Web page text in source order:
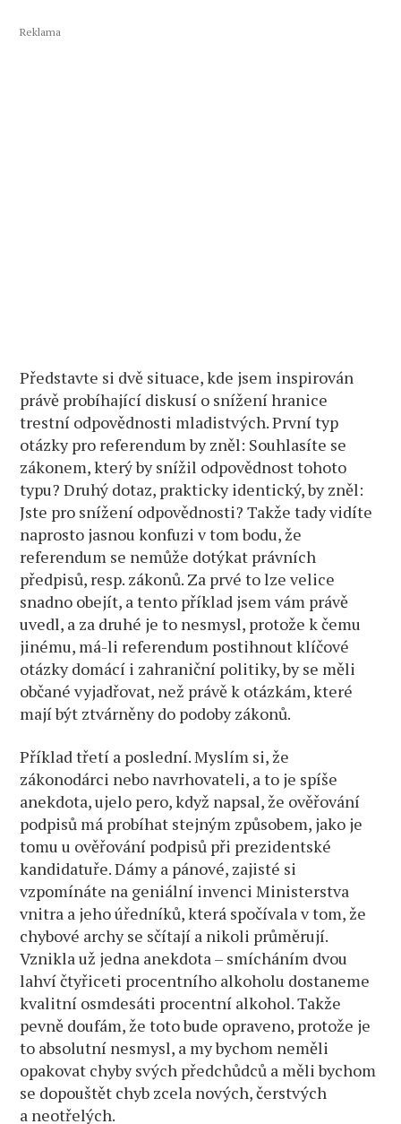
Reklama
Představte si dvě situace, kde jsem inspirován
právě probíhající diskusí o snížení hranice
trestní odpovědnosti mladistvých. První typ
otázky pro referendum by zněl: Souhlasíte se
zákonem, který by snížil odpovědnost tohoto
typu? Druhý dotaz, prakticky identický, by zněl:
Jste pro snížení odpovědnosti? Takže tady vidíte
naprosto jasnou konfuzi v tom bodu, že
referendum se nemůže dotýkat právních
předpisů, resp. zákonů. Za prvé to lze velice
snadno obejít, a tento příklad jsem vám právě
uvedl, a za druhé je to nesmysl, protože k čemu
jinému, má-li referendum postihnout klíčové
otázky domácí i zahraniční politiky, by se měli
občané vyjadřovat, než právě k otázkám, které
mají být ztvárněny do podoby zákonů.
Příklad třetí a poslední. Myslím si, že
zákonodárci nebo navrhovateli, a to je spíše
anekdota, ujelo pero, když napsal, že ověřování
podpisů má probíhat stejným způsobem, jako je
tomu u ověřování podpisů při prezidentské
kandidatuře. Dámy a pánové, zajisté si
vzpomínáte na geniální invenci Ministerstva
vnitra a jeho úředníků, která spočívala v tom, že
chybové archy se sčítají a nikoli průměrují.
Vznikla už jedna anekdota – smícháním dvou
lahví čtyřiceti procentního alkoholu dostaneme
kvalitní osmdesáti procentní alkohol. Takže
pevně doufám, že toto bude opraveno, protože je
to absolutní nesmysl, a my bychom neměli
opakovat chyby svých předchůdců a měli bychom
se dopouštět chyb zcela nových, čerstvých
a neotřelých.